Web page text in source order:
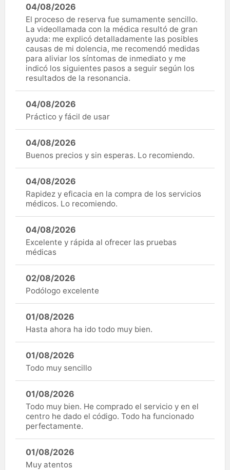
04/08/2026
El proceso de reserva fue sumamente sencillo.
La videollamada con la médica resultó de gran
ayuda: me explicó detalladamente las posibles
causas de mi dolencia, me recomendó medidas
para aliviar los síntomas de inmediato y me
indicó los siguientes pasos a seguir según los
resultados de la resonancia.
04/08/2026
Práctico y fácil de usar
04/08/2026
Buenos precios y sin esperas. Lo recomiendo.
04/08/2026
Rapidez y eficacia en la compra de los servicios
médicos. Lo recomiendo.
04/08/2026
Excelente y rápida al ofrecer las pruebas
médicas
02/08/2026
Podólogo excelente
01/08/2026
Hasta ahora ha ido todo muy bien.
01/08/2026
Todo muy sencillo
01/08/2026
Todo muy bien. He comprado el servicio y en el
centro he dado el código. Todo ha funcionado
perfectamente.
01/08/2026
Muy atentos